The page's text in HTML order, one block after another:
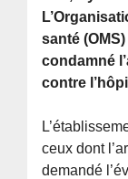
santé
condamné
contre
ceux dont
demandé